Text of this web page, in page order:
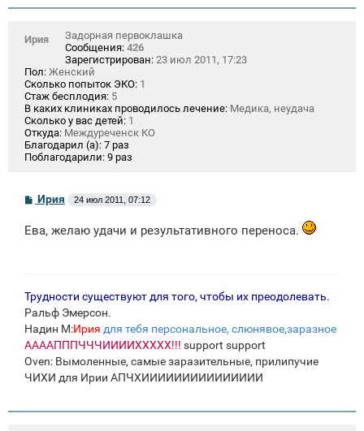
Ирия
Задорная первоклашка
Сообщения: 426
Зарегистрирован: 23 июл 2011, 17:23
Пол: Женский
Сколько попыток ЭКО: 1
Стаж бесплодия: 5
В каких клиниках проводилось лечение: Медика, неудача
Сколько у вас детей: 1
Откуда: Междуреченск КО
Благодарил (а): 7 раз
Поблагодарили: 9 раз
С
б
Ирия 24 июл 2011, 07:12
Ева, желаю удачи и результативного переноса.
Трудности существуют для того, чтобы их преодолевать.
Ральф Эмерсон.
Надин М:Ирия для тебя персональное, слюнявое,заразное
ААААПППЧЧЧИИИИХХХХХ!!! support support
Oven: Вымоленные, самые заразительные, прилипучие
ЧИХИ для Ирии АПЧХИИИИИИИИИИИИИИИ